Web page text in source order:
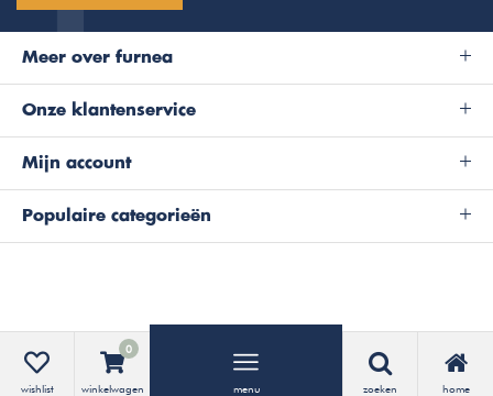
Meer over furnea
Onze klantenservice
Populaire categorieën
Mijn account
wishlist
0
winkelwagen menu zoeken home